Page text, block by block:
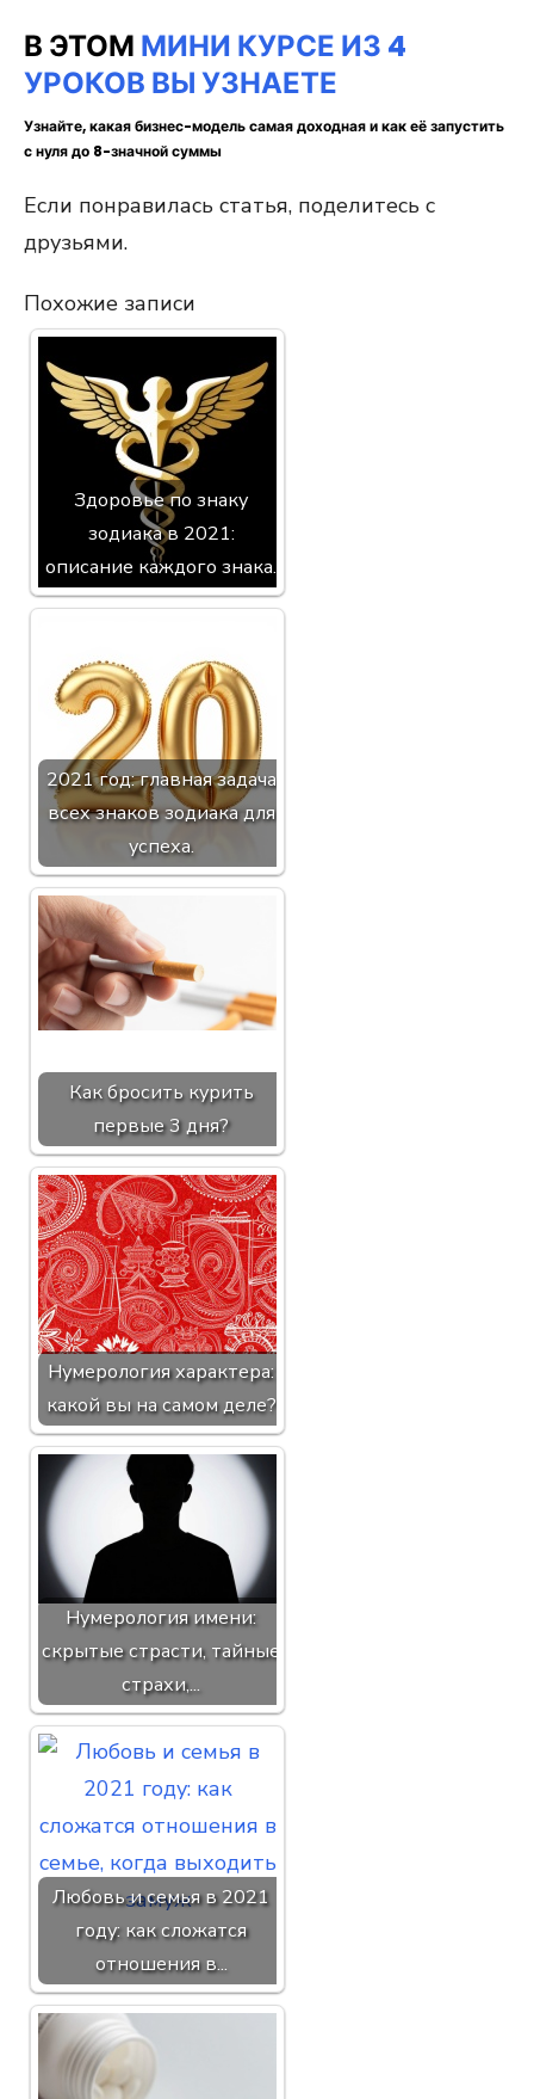
В ЭТОМ МИНИ КУРСЕ ИЗ 4
УРОКОВ ВЫ УЗНАЕТЕ
Узнайте, какая бизнес-модель самая доходная и как её запустить
с нуля до 8-значной суммы
Если понравилась статья, поделитесь с
друзьями.
Похожие записи
Здоровье по знаку
зодиака в 2021:
описание каждого знака.
2021 год: главная задача
всех знаков зодиака для
успеха.
Как бросить курить
первые 3 дня?
Нумерология характера:
какой вы на самом деле?
Нумерология имени:
скрытые страсти, тайные
страхи,...
Любовь и семья в 2021
году: как сложатся
отношения в...